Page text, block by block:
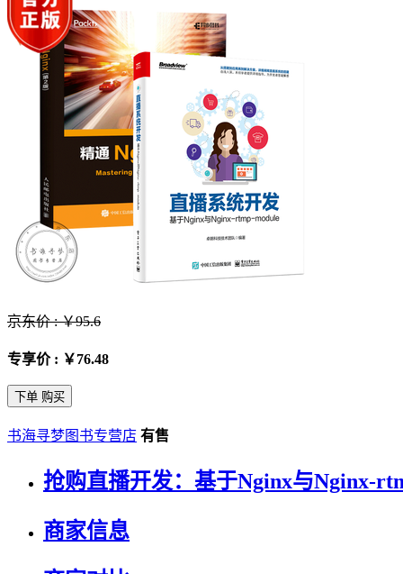
京东价 : ￥95.6
专享价 : ￥76.48
下单 购买
书海寻梦图书专营店 有售
抢购直播开发：基于Nginx与Nginx-
商家信息